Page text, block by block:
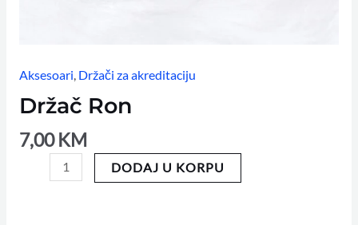
Aksesoari, Držači za akreditaciju
Držač Ron
7,00KM
DODAJ U KORPU